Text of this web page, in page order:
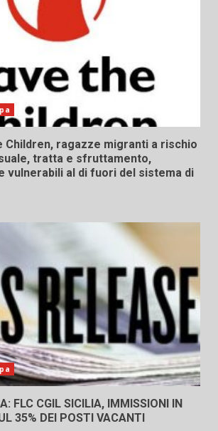
Children, ragazze migranti a rischio
tratta e sfruttamento,
vulnerabili al di fuori del sistema di
FLC CGIL SICILIA, IMMISSIONI IN
35% DEI POSTI VACANTI